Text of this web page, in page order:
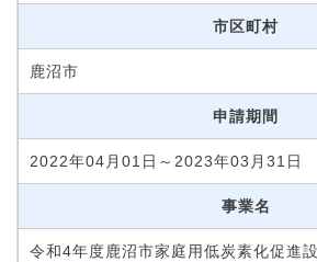
市区町村
鹿沼市
申請期間
2022年04月01日～2023年03月31日
事業名
令和4年度鹿沼市家庭用低炭素化促進